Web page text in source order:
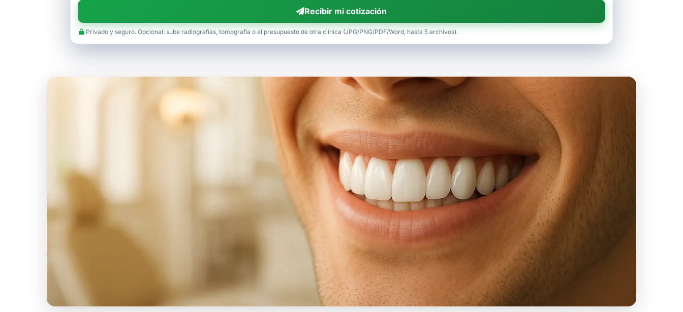
Recibir mi cotización
Privado y seguro. Opcional: sube radiografías, tomografía o el presupuesto de otra clínica (JPG/PNG/PDF/Word, hasta 5 archivos).